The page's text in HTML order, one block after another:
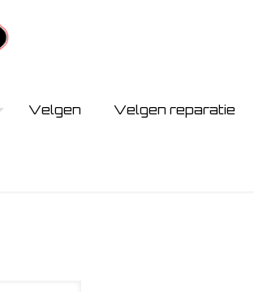
Velgen Velgen reparatie